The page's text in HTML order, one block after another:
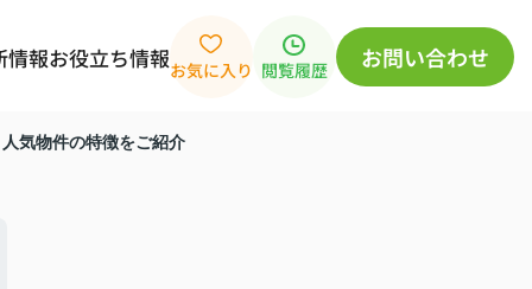
情報お役立ち情報お気に入り 閲覧履歴 お問い合わせ
気物件の特徴をご紹介